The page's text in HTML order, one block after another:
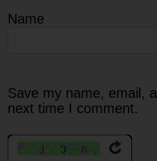
Name
Save my name, email,
next time I comment.